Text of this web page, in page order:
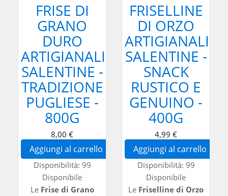
FRISE DI
GRANO
DURO
ARTIGIANALI
SALENTINE -
TRADIZIONE
PUGLIESE -
800G
8,00 €
Aggiungi al carrello
Disponibilità: 99
Disponibile
Le Frise di Grano
FRISELLINE
DI ORZO
ARTIGIANALI
SALENTINE -
SNACK
RUSTICO E
GENUINO -
400G
4,99 €
Aggiungi al carrello
Disponibilità: 99
Disponibile
Le Friselline di Orzo